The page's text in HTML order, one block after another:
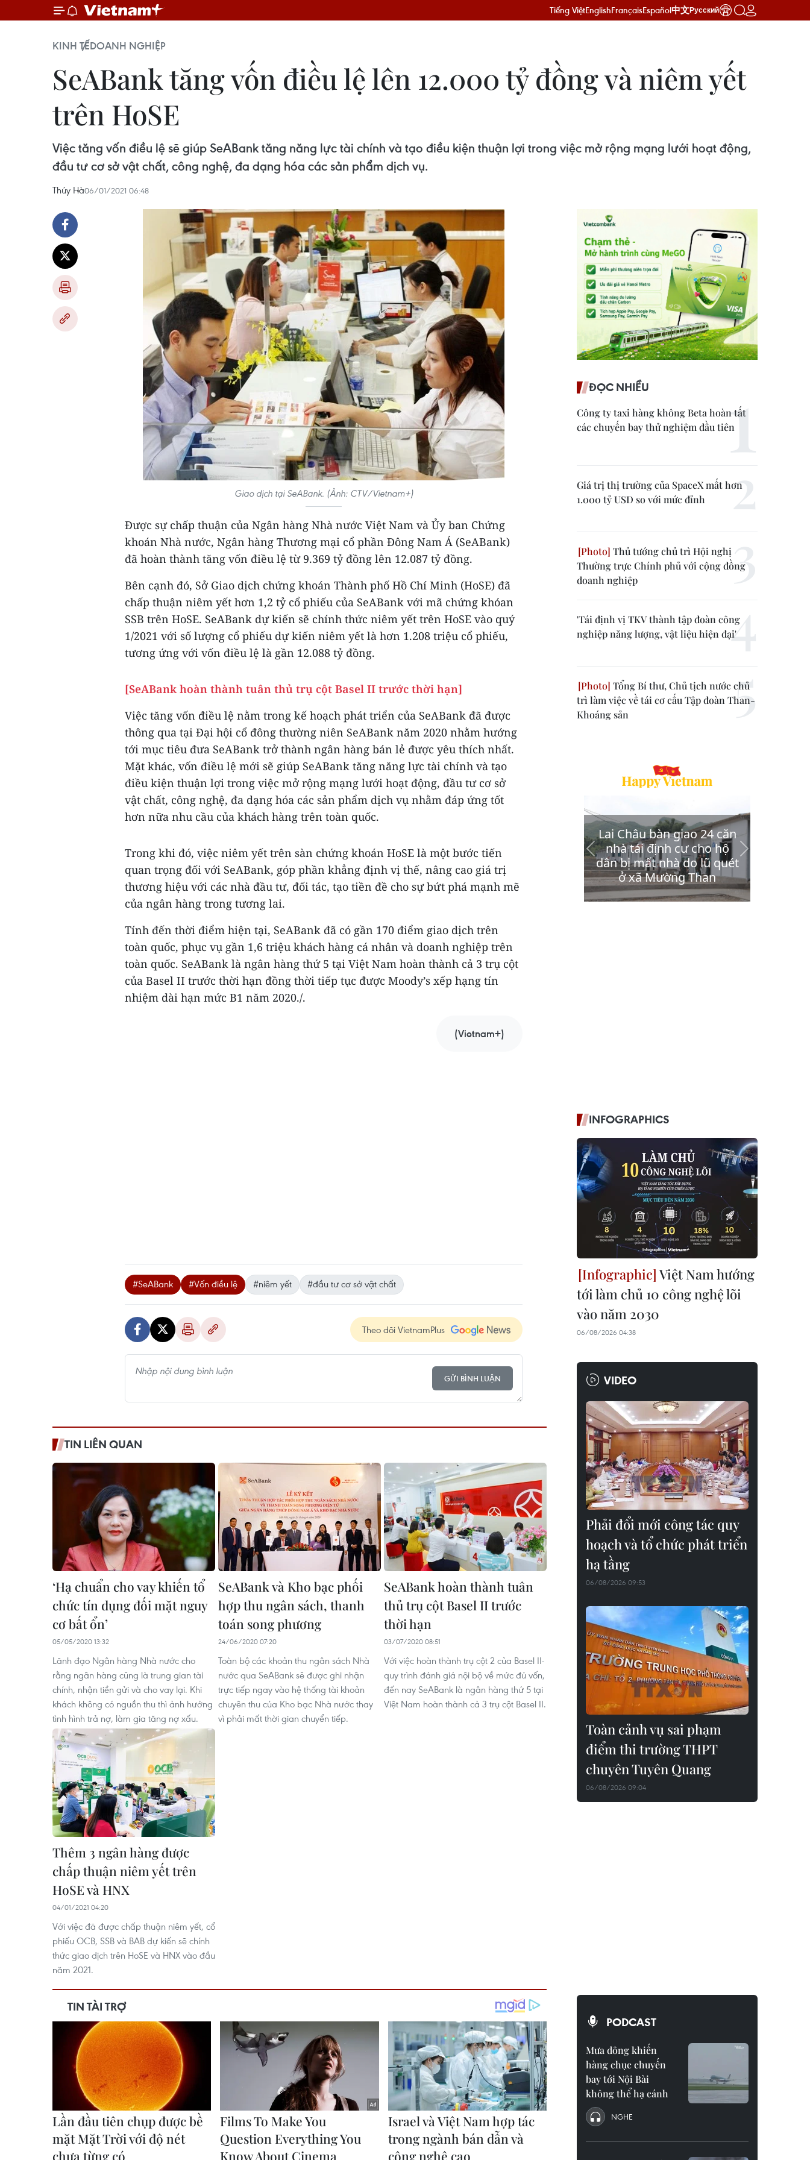
Tiếng ViệtEnglishFrançaisEspañol中文Русский
KINH TẾDOANH NGHIỆP
SeABank tăng vốn điều lệ lên 12.000 tỷ đồng và niêm yết
trên HoSE
Việc tăng vốn điều lệ sẽ giúp SeABank tăng năng lực tài chính và tạo điều kiện thuận lợi trong việc mở rộng mạng lưới hoạt động,
đầu tư cơ sở vật chất, công nghệ, đa dạng hóa các sản phẩm dịch vụ.
Thúy Hà06/01/2021 06:48
Giao dịch tại SeABank. (Ảnh: CTV/Vietnam+)
Được sự chấp thuận của Ngân hàng Nhà nước Việt Nam và Ủy ban Chứng
khoán Nhà nước, Ngân hàng Thương mại cổ phần Đông Nam Á (SeABank)
đã hoàn thành tăng vốn điều lệ từ 9.369 tỷ đồng lên 12.087 tỷ đồng.
Bên cạnh đó, Sở Giao dịch chứng khoán Thành phố Hồ Chí Minh (HoSE) đã
chấp thuận niêm yết hơn 1,2 tỷ cổ phiếu của SeABank với mã chứng khóan
SSB trên HoSE. SeABank dự kiến sẽ chính thức niêm yết trên HoSE vào quý
1/2021 với số lượng cổ phiếu dự kiến niêm yết là hơn 1.208 triệu cổ phiếu,
tương ứng với vốn điều lệ là gần 12.088 tỷ đồng.
[SeABank hoàn thành tuân thủ trụ cột Basel II trước thời hạn]
Việc tăng vốn điều lệ nằm trong kế hoạch phát triển của SeABank đã được
thông qua tại Đại hội cổ đông thường niên SeABank năm 2020 nhằm hướng
tới mục tiêu đưa SeABank trở thành ngân hàng bán lẻ được yêu thích nhất.
Mặt khác, vốn điều lệ mới sẽ giúp SeABank tăng năng lực tài chính và tạo
điều kiện thuận lợi trong việc mở rộng mạng lưới hoạt động, đầu tư cơ sở
vật chất, công nghệ, đa dạng hóa các sản phẩm dịch vụ nhằm đáp ứng tốt
hơn nữa nhu cầu của khách hàng trên toàn quốc.
Trong khi đó, việc niêm yết trên sàn chứng khoán HoSE là một bước tiến
quan trọng đối với SeABank, góp phần khẳng định vị thế, nâng cao giá trị
thương hiệu với các nhà đầu tư, đối tác, tạo tiền đề cho sự bứt phá mạnh mẽ
của ngân hàng trong tương lai.
Tính đến thời điểm hiện tại, SeABank đã có gần 170 điểm giao dịch trên
toàn quốc, phục vụ gần 1,6 triệu khách hàng cá nhân và doanh nghiệp trên
toàn quốc. SeABank là ngân hàng thứ 5 tại Việt Nam hoàn thành cả 3 trụ cột
của Basel II trước thời hạn đồng thời tiếp tục được Moody’s xếp hạng tín
nhiệm dài hạn mức B1 năm 2020./.
(Vietnam+)
#SeABank #Vốn điều lệ #niêm yết #đầu tư cơ sở vật chất
Theo dõi VietnamPlus
GỬI BÌNH LUẬN
TIN LIÊN QUAN
‘Hạ chuẩn cho vay khiến tổ
chức tín dụng đối mặt nguy
cơ bất ổn’
05/05/2020 13:32
Lãnh đạo Ngân hàng Nhà nước cho
rằng ngân hàng cũng là trung gian tài
chính, nhận tiền gửi và cho vay lại. Khi
khách không có nguồn thu thì ảnh hưởng
tình hình trả nợ, làm gia tăng nợ xấu.
SeABank và Kho bạc phối
hợp thu ngân sách, thanh
toán song phương
24/06/2020 07:20
Toàn bộ các khoản thu ngân sách Nhà
nước qua SeABank sẽ được ghi nhận
trực tiếp ngay vào hệ thống tài khoản
chuyên thu của Kho bạc Nhà nước thay
vì phải mất thời gian chuyển tiếp.
SeABank hoàn thành tuân
thủ trụ cột Basel II trước
thời hạn
03/07/2020 08:51
Với việc hoàn thành trụ cột 2 của Basel II-
quy trình đánh giá nội bộ về mức đủ vốn,
đến nay SeABank là ngân hàng thứ 5 tại
Việt Nam hoàn thành cả 3 trụ cột Basel II.
Thêm 3 ngân hàng được
chấp thuận niêm yết trên
HoSE và HNX
04/01/2021 04:20
Với việc đã được chấp thuận niêm yết, cổ
phiếu OCB, SSB và BAB dự kiến sẽ chính
thức giao dịch trên HoSE và HNX vào đầu
năm 2021.
ĐỌC NHIỀU
Công ty taxi hàng không Beta hoàn tất
các chuyến bay thử nghiệm đầu tiên
Giá trị thị trường của SpaceX mất hơn
1.000 tỷ USD so với mức đỉnh
Thủ tướng chủ trì Hội nghị
Thường trực Chính phủ với cộng đồng
doanh nghiệp
'Tái định vị TKV thành tập đoàn công
nghiệp năng lượng, vật liệu hiện đại'
Tổng Bí thư, Chủ tịch nước chủ
trì làm việc về tái cơ cấu Tập đoàn Than-
Khoáng sản
INFOGRAPHICS
Việt Nam hướng
tới làm chủ 10 công nghệ lõi
vào năm 2030
06/08/2026 04:38
VIDEO
Phải đổi mới công tác quy
hoạch và tổ chức phát triển
hạ tầng
06/08/2026 09:53
Toàn cảnh vụ sai phạm
điểm thi trường THPT
chuyên Tuyên Quang
06/08/2026 09:04
PODCAST
Mưa dông khiến
hàng chục chuyến
bay tới Nội Bài
không thể hạ cánh
NGHE